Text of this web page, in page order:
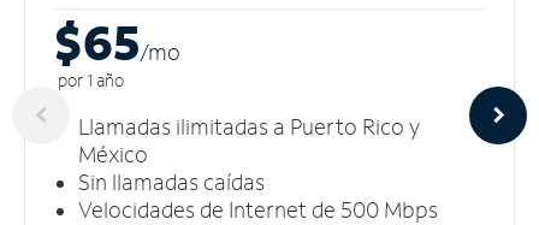
$65/mo
por 1 año
Llamadas ilimitadas a Puerto Rico y
México
Sin llamadas caídas
Velocidades de Internet de 500 Mbps